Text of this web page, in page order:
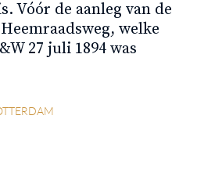
Vóór de aanleg van de
welke
27 juli 1894 was